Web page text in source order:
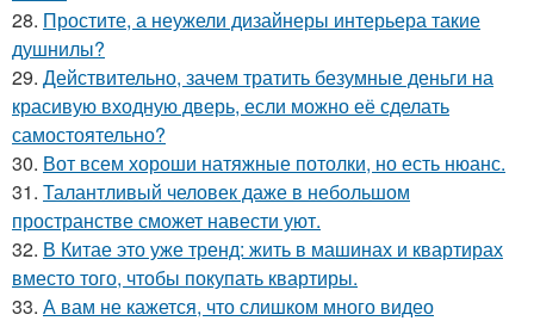
28. Простите, а неужели дизайнеры интерьера такие
душнилы?
29. Действительно, зачем тратить безумные деньги на
красивую входную дверь, если можно её сделать
самостоятельно?
30. Вот всем хороши натяжные потолки, но есть нюанс.
31. Талантливый человек даже в небольшом
пространстве сможет навести уют.
32. В Китае это уже тренд: жить в машинах и квартирах
вместо того, чтобы покупать квартиры.
33. А вам не кажется, что слишком много видео